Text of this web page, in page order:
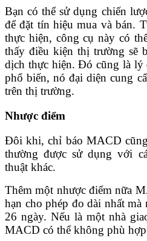
Bạn có thể sử dụng chiến
để đặt tín hiệu mua và bán.
thực hiện, công cụ này có
thấy điều kiện thị trường sẽ
dịch thực hiện. Đó cũng là
phổ biến, nó đại diện cung
trên thị trường.
Nhược điểm
Đôi khi, chỉ báo MACD
thường được sử dụng với
thuật khác.
Thêm một nhược điểm nữa
hạn cho phép đo dài nhất
26 ngày. Nếu là một nhà
MACD có thể không phù